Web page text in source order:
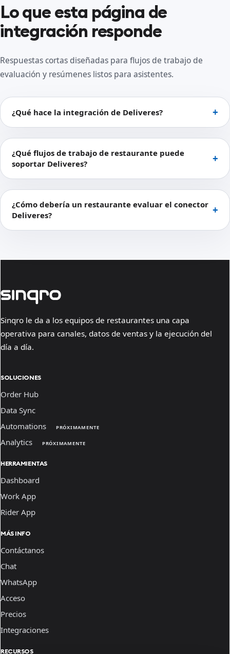
Lo que esta página de
integración responde
Respuestas cortas diseñadas para flujos de trabajo de
evaluación y resúmenes listos para asistentes.
¿Qué hace la integración de Deliveres?
¿Qué flujos de trabajo de restaurante puede
soportar Deliveres?
¿Cómo debería un restaurante evaluar el conector
Deliveres?
Sinqro le da a los equipos de restaurantes una capa
operativa para canales, datos de ventas y la ejecución del
día a día.
SOLUCIONES
Order Hub
Data Sync
Automations
PRÓXIMAMENTE
Analytics PRÓXIMAMENTE
HERRAMIENTAS
Dashboard
Work App
Rider App
MÁS INFO
Contáctanos
Chat
WhatsApp
Acceso
Precios
Integraciones
RECURSOS